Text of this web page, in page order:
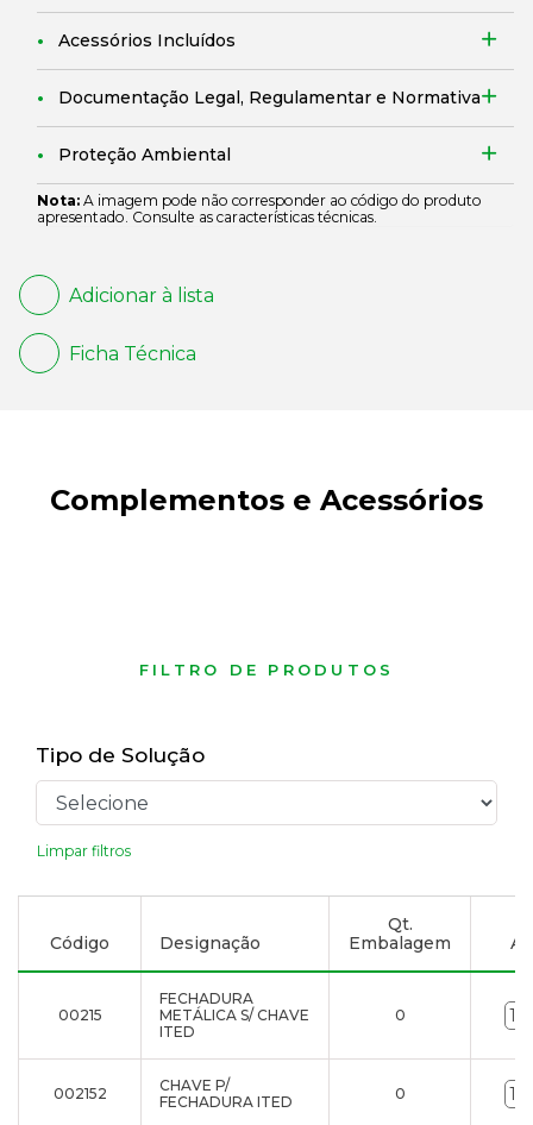
Acessórios Incluídos
Documentação Legal, Regulamentar e Normativa
Proteção Ambiental
Nota: A imagem pode não corresponder ao código do produto
apresentado. Consulte as características técnicas.
Adicionar à lista
Ficha Técnica
Complementos e Acessórios
FILTRO DE PRODUTOS
Tipo de Solução
Limpar filtros
Código Designação
Qt.
Embalagem
00215
FECHADURA
METÁLICA S/ CHAVE
ITED
0
002152
CHAVE P/
FECHADURA ITED
0